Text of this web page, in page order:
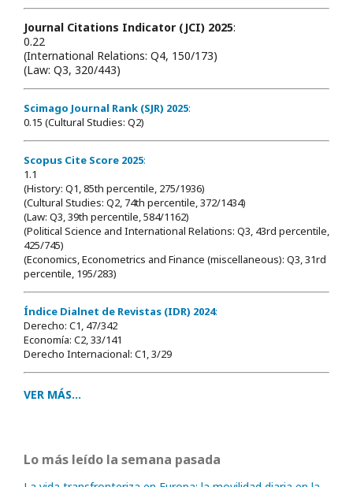
Journal Citations Indicator (JCI) 2025:
0.22
(International Relations: Q4, 150/173)
(Law: Q3, 320/443)
Scimago Journal Rank (SJR) 2025:
0.15 (Cultural Studies: Q2)
Scopus Cite Score 2025:
1.1
(History: Q1, 85th percentile, 275/1936)
(Cultural Studies: Q2, 74th percentile, 372/1434)
(Law: Q3, 39th percentile, 584/1162)
(Political Science and International Relations: Q3, 43rd percentile,
425/745)
(Economics, Econometrics and Finance (miscellaneous): Q3, 31rd
percentile, 195/283)
Índice Dialnet de Revistas (IDR) 2024:
Derecho: C1, 47/342
Economía: C2, 33/141
Derecho Internacional: C1, 3/29
VER MÁS...
Lo más leído la semana pasada